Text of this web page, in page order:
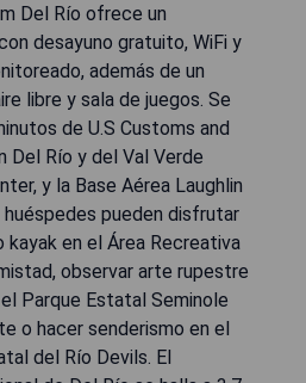
Del Río ofrece un
desayuno gratuito, WiFi y
además de un
libre y sala de juegos. Se
de U.S Customs and
Del Río y del Val Verde
y la Base Aérea Laughlin
pueden disfrutar
en el Área Recreativa
observar arte rupestre
Parque Estatal Seminole
o hacer senderismo en el
del Río Devils. El